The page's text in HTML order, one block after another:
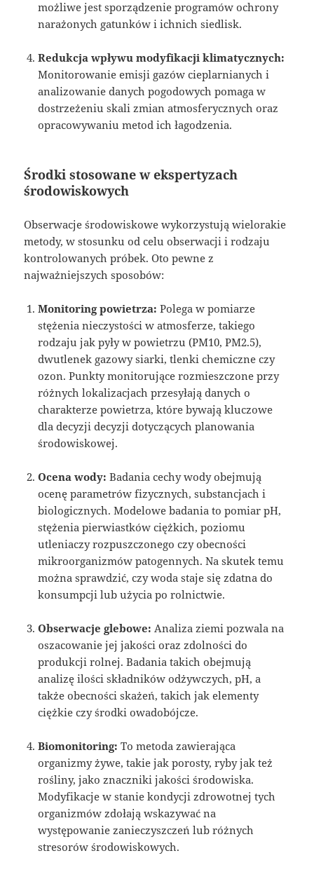
możliwe jest sporządzenie programów ochrony
narażonych gatunków i ichnich siedlisk.
Redukcja wpływu modyfikacji klimatycznych:
Monitorowanie emisji gazów cieplarnianych i
analizowanie danych pogodowych pomaga w
dostrzeżeniu skali zmian atmosferycznych oraz
opracowywaniu metod ich łagodzenia.
Środki stosowane w ekspertyzach
środowiskowych
Obserwacje środowiskowe wykorzystują wielorakie
metody, w stosunku od celu obserwacji i rodzaju
kontrolowanych próbek. Oto pewne z
najważniejszych sposobów:
Monitoring powietrza: Polega w pomiarze
stężenia nieczystości w atmosferze, takiego
rodzaju jak pyły w powietrzu (PM10, PM2.5),
dwutlenek gazowy siarki, tlenki chemiczne czy
ozon. Punkty monitorujące rozmieszczone przy
różnych lokalizacjach przesyłają danych o
charakterze powietrza, które bywają kluczowe
dla decyzji decyzji dotyczących planowania
środowiskowej.
Ocena wody: Badania cechy wody obejmują
ocenę parametrów fizycznych, substancjach i
biologicznych. Modelowe badania to pomiar pH,
stężenia pierwiastków ciężkich, poziomu
utleniaczy rozpuszczonego czy obecności
mikroorganizmów patogennych. Na skutek temu
można sprawdzić, czy woda staje się zdatna do
konsumpcji lub użycia po rolnictwie.
Obserwacje glebowe: Analiza ziemi pozwala na
oszacowanie jej jakości oraz zdolności do
produkcji rolnej. Badania takich obejmują
analizę ilości składników odżywczych, pH, a
także obecności skażeń, takich jak elementy
ciężkie czy środki owadobójcze.
Biomonitoring: To metoda zawierająca
organizmy żywe, takie jak porosty, ryby jak też
rośliny, jako znaczniki jakości środowiska.
Modyfikacje w stanie kondycji zdrowotnej tych
organizmów zdołają wskazywać na
występowanie zanieczyszczeń lub różnych
stresorów środowiskowych.